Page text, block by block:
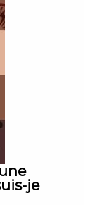
détruite
comme
de la
ce que
Laurent
Dubuis,
du
le
je